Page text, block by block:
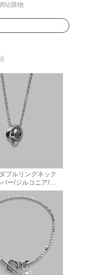
站購物
ブルリングネック
ー/ジルコニア/サ
テンレス
アレルギー対